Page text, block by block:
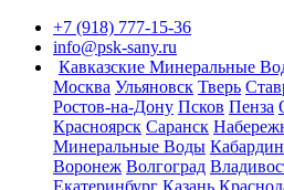
+7 (918) 777-15-36
info@psk-sany.ru
Кавказские Минеральные
Москва Ульяновск Тверь
Ростов-на-Дону Псков Пенза
Красноярск Саранск
Минеральные Воды
Воронеж Волгоград
Екатеринбург Казань